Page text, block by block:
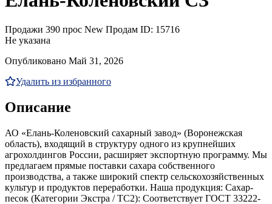
Продажи 390 прос New Продам ID: 15716
Не указана
Опубликовано Май 31, 2026
Удалить из избранного
Описание
АО «Елань-Коленовский сахарный завод» (Воронежская
область), входящий в структуру одного из крупнейших
агрохолдингов России, расширяет экспортную программу. Мы
предлагаем прямые поставки сахара собственного
производства, а также широкий спектр сельскохозяйственных
культур и продуктов переработки. Наша продукция: Сахар-
песок (Категории Экстра / ТС2): Соответствует ГОСТ 33222-